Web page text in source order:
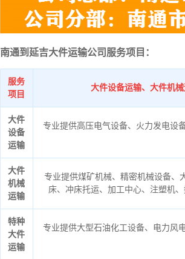
南通到延吉大件运输公司服务项目：
服务
项目
大件设备运输、大件机
大件
设备
运输
专业提供高压电气设备、火力发电设
大件
机械
运输
专业提供煤矿机械、精密机械设备、
床、冲床托运、加工中心、注塑机
特种
大件
运输
专业提供大型石油化工设备、电力风